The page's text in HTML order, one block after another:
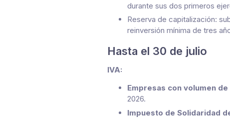
durante sus dos primeros
Reserva de capitalización:
reinversión mínima de tres
Hasta el 30 de julio
IVA:
Empresas con volumen
2026.
Impuesto de Solidaridad